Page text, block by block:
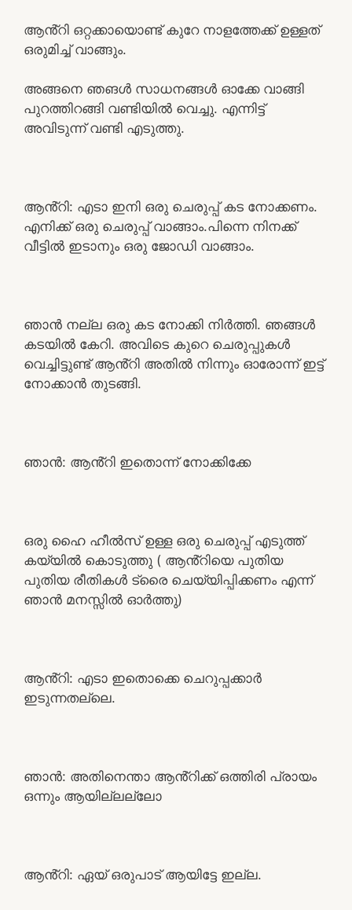
ആൻ്റി ഒറ്റക്കായൊണ്ട് കുറേ നാളത്തേക്ക് ഉള്ളത്
ഒരുമിച്ച് വാങ്ങും.
അങ്ങനെ ഞങൾ സാധനങ്ങൾ ഓക്കേ വാങ്ങി
പുറത്തിറങ്ങി വണ്ടിയിൽ വെച്ചു. എന്നിട്ട്
അവിടുന്ന് വണ്ടി എടുത്തു.
ആൻ്റി: എടാ ഇനി ഒരു ചെരുപ്പ് കട നോക്കണം.
എനിക്ക് ഒരു ചെരുപ്പ് വാങ്ങാം.പിന്നെ നിനക്ക്
വീട്ടിൽ ഇടാനും ഒരു ജോഡി വാങ്ങാം.
ഞാൻ നല്ല ഒരു കട നോക്കി നിർത്തി. ഞങ്ങൾ
കടയിൽ കേറി. അവിടെ കുറെ ചെരുപ്പുകൾ
വെച്ചിട്ടുണ്ട് ആൻ്റി അതിൽ നിന്നും ഓരോന്ന് ഇട്ട്
നോക്കാൻ തുടങ്ങി.
ഞാൻ: ആൻ്റി ഇതൊന്ന് നോക്കിക്കേ
ഒരു ഹൈ ഹീൽസ് ഉള്ള ഒരു ചെരുപ്പ് എടുത്ത്
കയ്യിൽ കൊടുത്തു ( ആൻ്റിയെ പുതിയ
പുതിയ രീതികൾ ട്രൈ ചെയ്യിപ്പിക്കണം എന്ന്
ഞാൻ മനസ്സിൽ ഓർത്തു)
ആൻ്റി: എടാ ഇതൊക്കെ ചെറുപ്പക്കാർ
ഇടുന്നതല്ലെ.
ഞാൻ: അതിനെന്താ ആൻ്റിക്ക് ഒത്തിരി പ്രായം
ഒന്നും ആയില്ലല്ലോ
ആൻ്റി: ഏയ് ഒരുപാട് ആയിട്ടേ ഇല്ല.